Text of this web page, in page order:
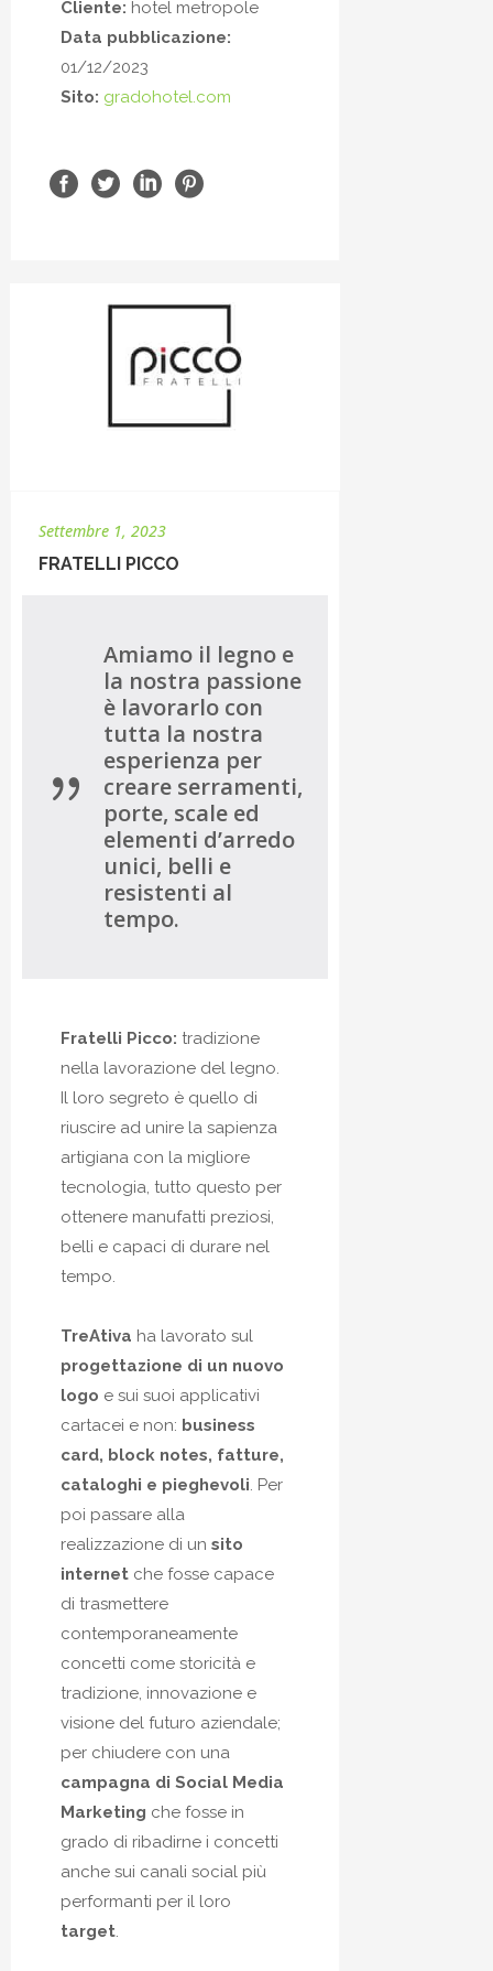
Cliente: hotel metropole
Data pubblicazione:
01/12/2023
Sito: gradohotel.com
Settembre 1, 2023
FRATELLI PICCO
Amiamo il legno e
la nostra passione
è lavorarlo con
tutta la nostra
esperienza per
creare serramenti,
porte, scale ed
elementi d’arredo
unici, belli e
resistenti al
tempo.
Fratelli Picco: tradizione
nella lavorazione del legno.
Il loro segreto è quello di
riuscire ad unire la sapienza
artigiana con la migliore
tecnologia, tutto questo per
ottenere manufatti preziosi,
belli e capaci di durare nel
tempo.
TreAtiva ha lavorato sul
progettazione di un nuovo
logo e sui suoi applicativi
cartacei e non: business
card, block notes, fatture,
cataloghi e pieghevoli. Per
poi passare alla
realizzazione di un sito
internetche fosse capace
di trasmettere
contemporaneamente
concetti come storicità e
tradizione, innovazione e
visione del futuro aziendale;
per chiudere con una
campagna di Social Media
Marketing che fosse in
grado di ribadirne i concetti
anche sui canali social più
performanti per il loro
target.